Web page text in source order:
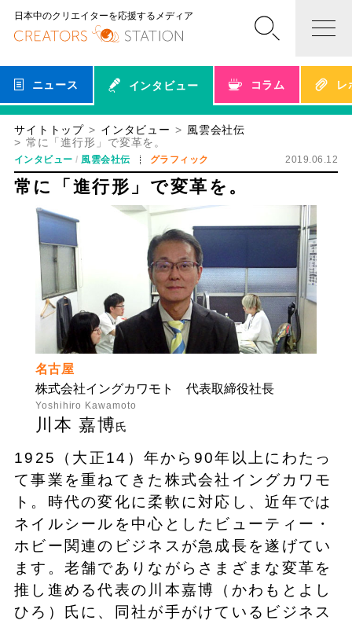
日本中のクリエイターを応援するメディア
ニュース インタビュー コラム レ
サイトトップ インタビュー
風雲会社伝
常に「進行形」で変革を。
インタビュー 風雲会社伝 グラフィック 2019.06.12
常に「進行形」で変革を。
名古屋
株式会社イングカワモト 代表取締役社長
Yoshihiro Kawamoto
川本 嘉博氏
1925（大正14）年から90年以上にわたっ
て事業を重ねてきた株式会社イングカワモ
ト。時代の変化に柔軟に対応し、近年では
ネイルシールを中心としたビューティー・
ホビー関連のビジネスが急成長を遂げてい
ます。老舗でありながらさまざまな変革を
推し進める代表の川本嘉博（かわもとよし
ひろ）氏に、同社が手がけているビジネス